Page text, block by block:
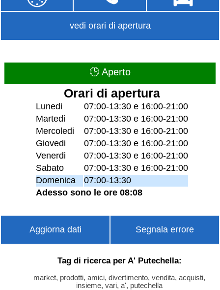
vedi orari di apertura
🕒 Aperto
Orari di apertura
Lunedi
07:00-13:30 e 16:00-21:00
Martedi
07:00-13:30 e 16:00-21:00
Mercoledi
07:00-13:30 e 16:00-21:00
Giovedi
07:00-13:30 e 16:00-21:00
Venerdi
07:00-13:30 e 16:00-21:00
Sabato
07:00-13:30 e 16:00-21:00
Domenica
07:00-13:30
Adesso sono le ore 08:08
Aggiorna dati Segnala errore
Tag di ricerca per A' Putechella:
market, prodotti, amici, divertimento, vendita, acquisti,
insieme, vari, a', putechella